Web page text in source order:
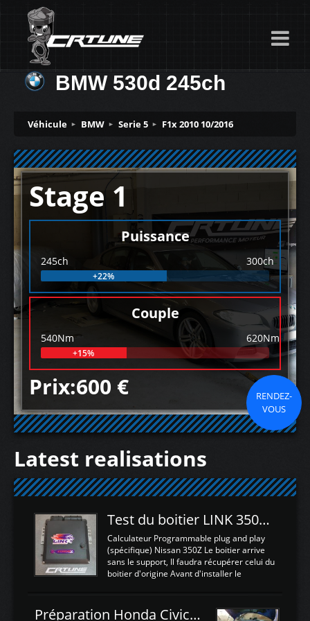
BMW 530d 245ch
Véhicule BMW Serie 5 F1x 2010 10/2016
Stage 1
Puissance
245ch 300ch
+22%
Couple
540Nm 620Nm
+15%
Prix:600 €
RENDEZ-
VOUS
Latest realisations
Test du boitier LINK 350Z Plugin ECU
Calculateur Programmable plug and play
(spécifique) Nissan 350Z Le boitier arrive
sans le support, Il faudra récupérer celui du
boitier d'origine Avant d'installer le
d'envoyer l'information de la large bande
Préparation Honda Civic Type R FK2